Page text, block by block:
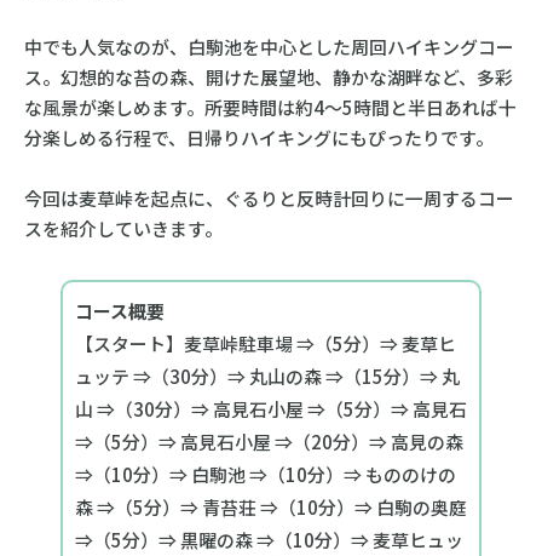
中でも人気なのが、白駒池を中心とした周回ハイキングコー
ス。幻想的な苔の森、開けた展望地、静かな湖畔など、多彩
な風景が楽しめます。所要時間は約4〜5時間と半日あれば十
分楽しめる行程で、日帰りハイキングにもぴったりです。
今回は麦草峠を起点に、ぐるりと反時計回りに一周するコー
スを紹介していきます。
コース概要
【スタート】麦草峠駐車場 ⇒（5分）⇒ 麦草ヒ
ュッテ ⇒（30分）⇒ 丸山の森 ⇒（15分）⇒ 丸
山 ⇒（30分）⇒ 高見石小屋 ⇒（5分）⇒ 高見石
⇒（5分）⇒ 高見石小屋 ⇒（20分）⇒ 高見の森
⇒（10分）⇒ 白駒池 ⇒（10分）⇒ もののけの
森 ⇒（5分）⇒ 青苔荘 ⇒（10分）⇒ 白駒の奥庭
⇒（5分）⇒ 黒曜の森 ⇒（10分）⇒ 麦草ヒュッ